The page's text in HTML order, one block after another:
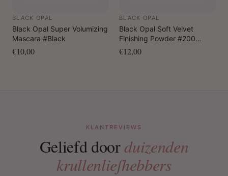
BLACK OPAL
Black Opal Super Volumizing
Mascara #Black
€10,00
BLACK OPAL
Black Opal Soft Velvet
Finishing Powder #200
Neutral Light
€12,00
KLANTREVIEWS
Geliefd doorduizenden
krullenliefhebbers